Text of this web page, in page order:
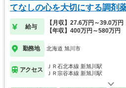
てなしの心を大切にする調剤
給与
【月収】27.6万円～39.0万円
【年収】400万円～580万円
勤務地 北海道 旭川市
アクセス
ＪＲ石北本線 新旭川駅
ＪＲ宗谷本線 新旭川駅